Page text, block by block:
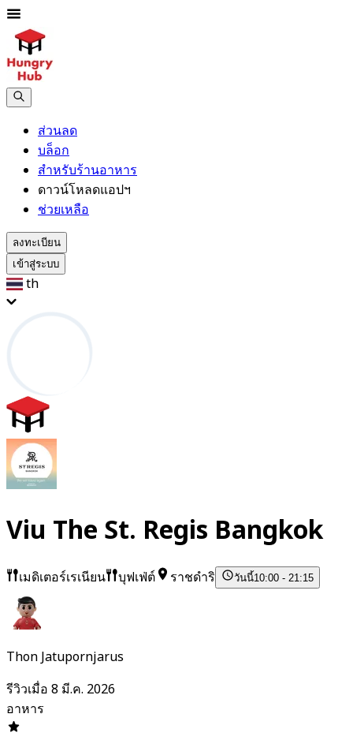
ส่วนลด
บล็อก
สำหรับร้านอาหาร
ดาวน์โหลดแอปฯ
ช่วยเหลือ
ลงทะเบียน
เข้าสู่ระบบ
th
Viu The St. Regis Bangkok
เมดิเตอร์เรเนียน บุฟเฟ่ต์ ราชดำริ วันนี้10:00 - 21:15
Thon Jatupornjarus
รีวิวเมื่อ 8 มี.ค. 2026
อาหาร